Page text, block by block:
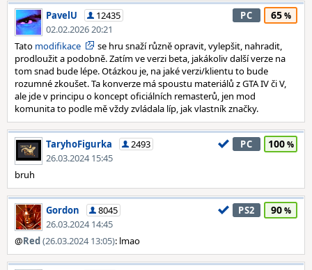
PavelU
12435
02.02.2026 20:21
PC 65
Tato modifikace
se hru snaží různě opravit, vylepšit, nahradit,
prodloužit a podobně. Zatím ve verzi beta, jakákoliv další verze na
tom snad bude lépe. Otázkou je, na jaké verzi/klientu to bude
rozumné zkoušet. Ta konverze má spoustu materiálů z GTA IV či V,
ale jde v principu o koncept oficiálních remasterů, jen mod
komunita to podle mě vždy zvládala líp, jak vlastník značky.
TaryhoFigurka
2493
26.03.2024 15:45
PC 100
bruh
Gordon
8045
26.03.2024 14:45
PS2 90
@Red(26.03.2024 13:05): lmao